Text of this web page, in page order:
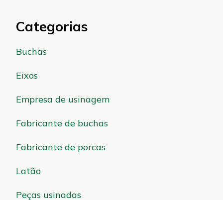
Categorias
Buchas
Eixos
Empresa de usinagem
Fabricante de buchas
Fabricante de porcas
Latão
Peças usinadas